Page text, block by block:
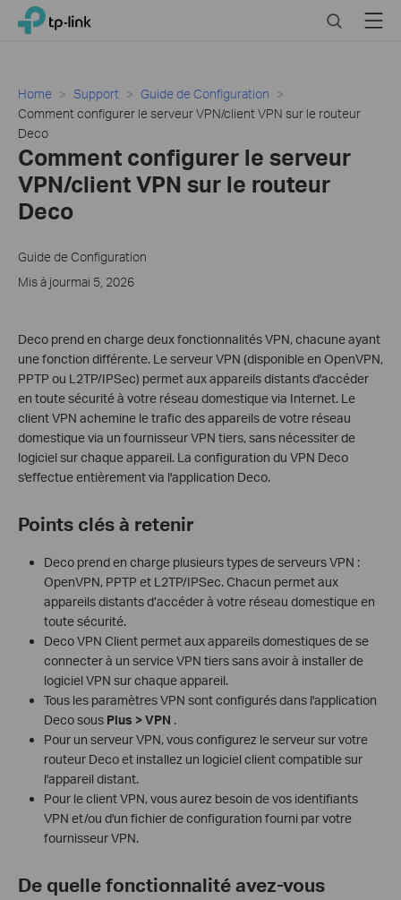
Click
navigation
TP-Link, Reliably Smart SearchMenu
Home Support
Guide de Configuration
Comment configurer le serveur VPN/client VPN sur le routeur
Deco
Comment configurer le serveur
VPN/client VPN sur le routeur
Deco
Guide de Configuration
Mis à jourmai 5, 2026
Deco prend en charge deux fonctionnalités VPN, chacune ayant
une fonction différente. Le serveur VPN (disponible en OpenVPN,
PPTP ou L2TP/IPSec) permet aux appareils distants d'accéder
en toute sécurité à votre réseau domestique via Internet. Le
client VPN achemine le trafic des appareils de votre réseau
domestique via un fournisseur VPN tiers, sans nécessiter de
logiciel sur chaque appareil. La configuration du VPN Deco
s'effectue entièrement via l'application Deco.
Points clés à retenir
Deco prend en charge plusieurs types de serveurs VPN :
OpenVPN, PPTP et L2TP/IPSec. Chacun permet aux
appareils distants d’accéder à votre réseau domestique en
toute sécurité.
Deco VPN Client permet aux appareils domestiques de se
connecter à un service VPN tiers sans avoir à installer de
logiciel VPN sur chaque appareil.
Tous les paramètres VPN sont configurés dans l'application
Deco sous Plus > VPN .
Pour un serveur VPN, vous configurez le serveur sur votre
routeur Deco et installez un logiciel client compatible sur
l'appareil distant.
Pour le client VPN, vous aurez besoin de vos identifiants
VPN et/ou d'un fichier de configuration fourni par votre
fournisseur VPN.
De quelle fonctionnalité avez-vous